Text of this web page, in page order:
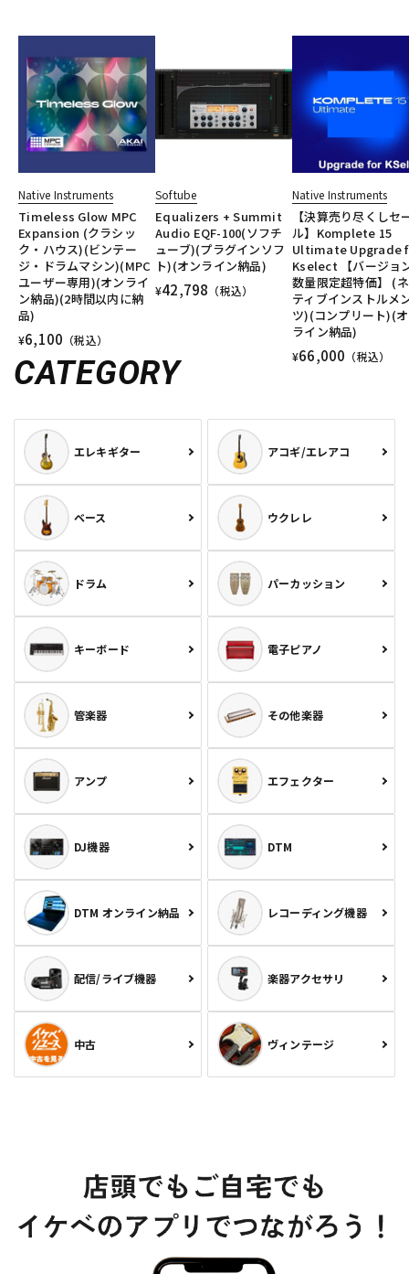
Native Instruments
Timeless Glow MPC
Expansion (クラシッ
ク・ハウス)(ビンテー
ジ・ドラムマシン)(MPC
ユーザー専用)(オンライ
ン納品)(2時間以内に納
品)
¥6,100 （税込）
Softube
Equalizers + Summit
Audio EQF-100(ソフチ
ューブ)(プラグインソフ
ト)(オンライン納品)
¥42,798 （税込）
Native Instruments
【決算売り尽くしセ
ル】Komplete 15
Ultimate Upgrade
Kselect 【バージョ
数量限定超特価】 (
ティブインストルメ
ツ)(コンプリート)(
ライン納品)
¥66,000 （税込）
CATEGORY
エレキギター アコギ/エレアコ
ベース ウクレレ
ドラム パーカッション
キーボード 電子ピアノ
管楽器 その他楽器
アンプ エフェクター
DJ機器 DTM
DTM オンライン納品 レコーディング機器
配信/ライブ機器 楽器アクセサリ
中古 ヴィンテージ